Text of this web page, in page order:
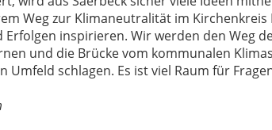
Weg zur Klimaneutralität im
Erfolgen inspirieren. Wir werden den Weg
und die Brücke vom kommunalen
Umfeld schlagen. Es ist viel Raum für